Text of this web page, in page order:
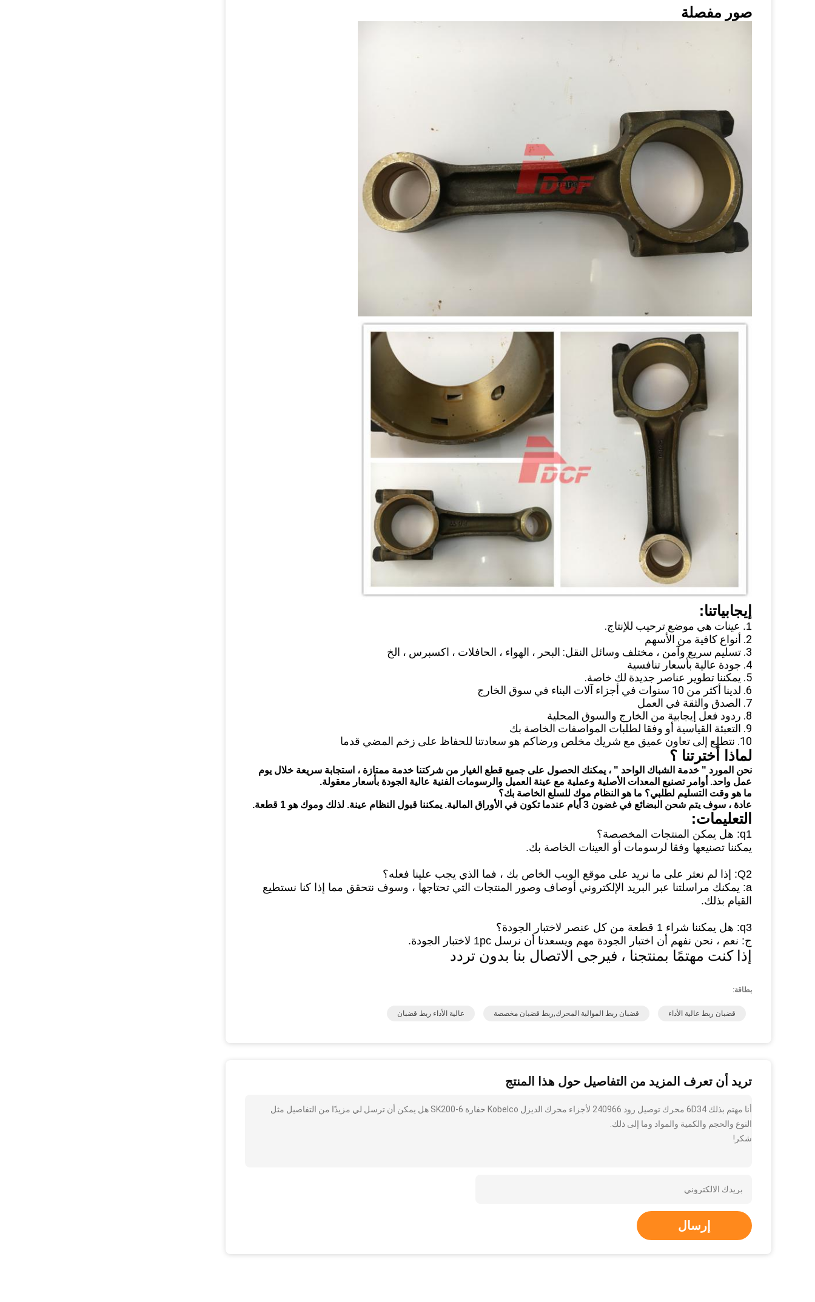
صور مفصلة
إيجابياتنا:
1. عينات هي موضع ترحيب للإنتاج.
2. أنواع كافية من الأسهم
3. تسليم سريع وآمن ، مختلف وسائل النقل: البحر ، الهواء ، الحافلات ، اكسبرس ، الخ
4. جودة عالية بأسعار تنافسية
5. يمكننا تطوير عناصر جديدة لك خاصة.
6. لدينا أكثر من 10 سنوات في أجزاء آلات البناء في سوق الخارج
7. الصدق والثقة في العمل
8. ردود فعل إيجابية من الخارج والسوق المحلية
9. التعبئة القياسية أو وفقا لطلبات المواصفات الخاصة بك
10. نتطلع إلى تعاون عميق مع شريك مخلص ورضاكم هو سعادتنا للحفاظ على زخم المضي قدما
لماذا أخترتنا ؟
نحن المورد " خدمة الشباك الواحد " ، يمكنك الحصول على جميع قطع الغيار من شركتنا خدمة ممتازة ، استجابة سريعة خلال يوم
عمل واحد. أوامر تصنيع المعدات الأصلية وعملية مع عينة العميل والرسومات الفنية عالية الجودة بأسعار معقولة.
ما هو وقت التسليم لطلبي؟ ما هو النظام موك للسلع الخاصة بك؟
عادة ، سوف يتم شحن البضائع في غضون 3 أيام عندما تكون في الأوراق المالية.
يمكننا قبول النظام عينة. لذلك وموك هو 1 قطعة.
التعليمات:
q1: هل يمكن المنتجات المخصصة؟
يمكننا تصنيعها وفقا لرسومات أو العينات الخاصة بك.
Q2: إذا لم نعثر على ما نريد على موقع الويب الخاص بك ، فما الذي يجب علينا فعله؟
a: يمكنك مراسلتنا عبر البريد الإلكتروني أوصاف وصور المنتجات التي تحتاجها ، وسوف نتحقق مما إذا كنا نستطيع
القيام بذلك.
q3: هل يمكننا شراء 1 قطعة من كل عنصر لاختبار الجودة؟
ج: نعم ، نحن نفهم أن اختبار الجودة مهم ويسعدنا أن نرسل 1pc لاختبار الجودة.
إذا كنت مهتمًا بمنتجنا ، فيرجى الاتصال بنا بدون تردد
بطاقة:
قضبان ربط عالية الأداء قضبان ربط الموالية المحرك,ربط قضبان مخصصة عالية الأداء ربط قضبان
تريد أن تعرف المزيد من التفاصيل حول هذا المنتج
أنا مهتم بذلك 6D34 محرك توصيل رود 240966 لأجزاء محرك الديزل Kobelco حفارة SK200-6 هل يمكن أن ترسل لي مزيدًا من التفاصيل مثل
النوع والحجم والكمية والمواد وما إلى ذلك.
شكر!
إرسال